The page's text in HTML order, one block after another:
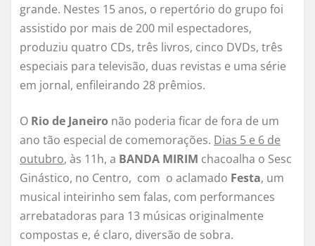
grande. Nestes 15 anos, o repertório do grupo foi
assistido por mais de 200 mil espectadores,
produziu quatro CDs, três livros, cinco DVDs, três
especiais para televisão, duas revistas e uma série
em jornal, enfileirando 28 prêmios.
O Rio de Janeiro não poderia ficar de fora de um
ano tão especial de comemorações. Dias 5 e 6 de
outubro, às 11h, a BANDA MIRIM chacoalha o Sesc
Ginástico, no Centro, com o aclamado Festa, um
musical inteirinho sem falas, com performances
arrebatadoras para 13 músicas originalmente
compostas e, é claro, diversão de sobra.